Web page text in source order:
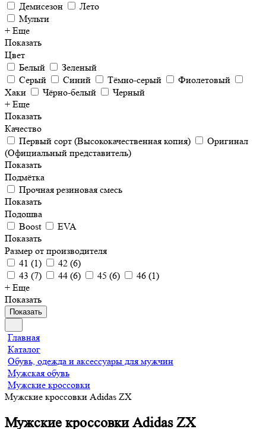
Демисезон
Лето
Мульти
+ Еще
Показать
Цвет
Белый
Зеленый
Серый
Синий Тёмно-серый
Фиолетовый
Хаки
Чёрно-белый
Черный
+ Еще
Показать
Качество
Первый сорт (Высококачественная копия)
Оригинал
(Официальный представитель)
Показать
Подмётка
Прочная резиновая смесь
Показать
Подошва
Boost
EVA
Показать
Размер от производителя
41 (1) 42 (6)
43 (7) 44 (6) 45 (6) 46 (1)
+ Еще
Показать
Показать
Главная
Каталог
Обувь, одежда и аксессуары для мужчин
Мужская обувь
Мужские кроссовки
Мужские кроссовки Adidas ZX
Мужские кроссовки Adidas ZX